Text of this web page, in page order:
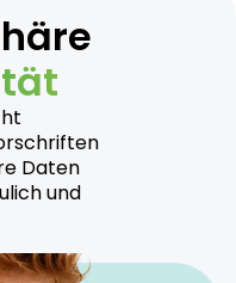
Daten
und